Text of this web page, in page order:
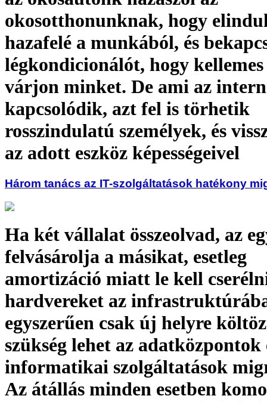
okosotthonunknak, hogy
hazafelé a munkából, és
légkondicionálót, hogy
várjon minket. De ami az
kapcsolódik, azt fel is törhetik
rosszindulatú személyek, és
az adott eszköz képességeivel
Három tanács az IT-szolgáltatások hatékony
Ha két vállalat összeolvad, az
felvásárolja a másikat, esetleg
amortizáció miatt le kell
hardvereket az
egyszerűen csak új helyre
szükség lehet az adatközpontok
informatikai szolgáltatások
Az átállás minden esetben